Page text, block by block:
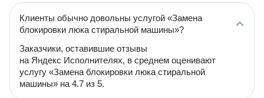
Клиенты обычно довольны услугой «Замена
блокировки люка стиральной машины»?
Заказчики, оставившие отзывы
на Яндекс Исполнителях, в среднем оценивают
услугу «Замена блокировки люка стиральной
машины» на 4.7 из 5.